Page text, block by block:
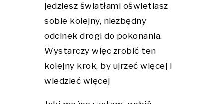
jedziesz światłami oświetlasz
sobie kolejny, niezbędny
odcinek drogi do pokonania.
Wystarczy więc zrobić ten
kolejny krok, by ujrzeć więcej i
wiedzieć więcej